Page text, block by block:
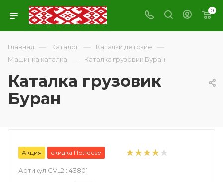
0
Главная — Каталог — Каталки детские —
Машинка каталка — Каталка грузовик Буран
Каталка грузовик
Буран
Акция скидка Полесье
Артикул CVL2:: 43801